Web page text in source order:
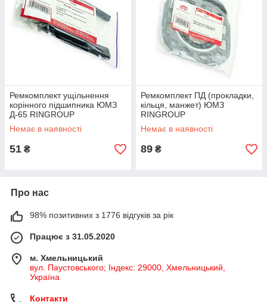
Ремкомплект ущільнення
корінного підшипника ЮМЗ
Д-65 RINGROUP
Немає в наявності
51 ₴
Ремкомплект ПД (прокладки,
кільця, манжет) ЮМЗ
RINGROUP
Немає в наявності
89 ₴
Про нас
98% позитивних з 1776 відгуків за рік
Працює з 31.05.2020
м. Хмельницький
вул. Паустовського; Індекс: 29000, Хмельницький,
Україна
Контакти